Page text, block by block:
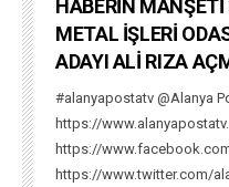
HABERİN
METAL İŞLERİ
ADAYI ALİ RIZA
#alanyapostatv @Alanya
https://
https://
https://www.twitter.com/